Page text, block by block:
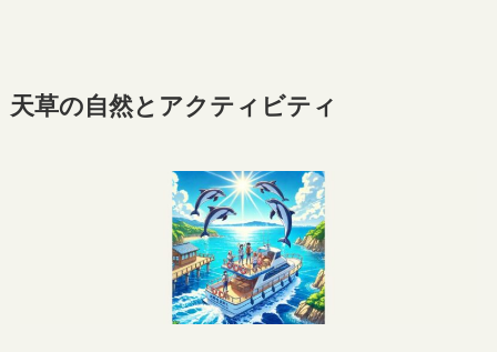
天草の自然とアクティビティ